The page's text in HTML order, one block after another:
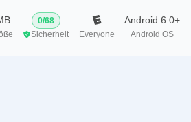
0/68
Sicherheit
Everyone
Android 6.0+
Android OS